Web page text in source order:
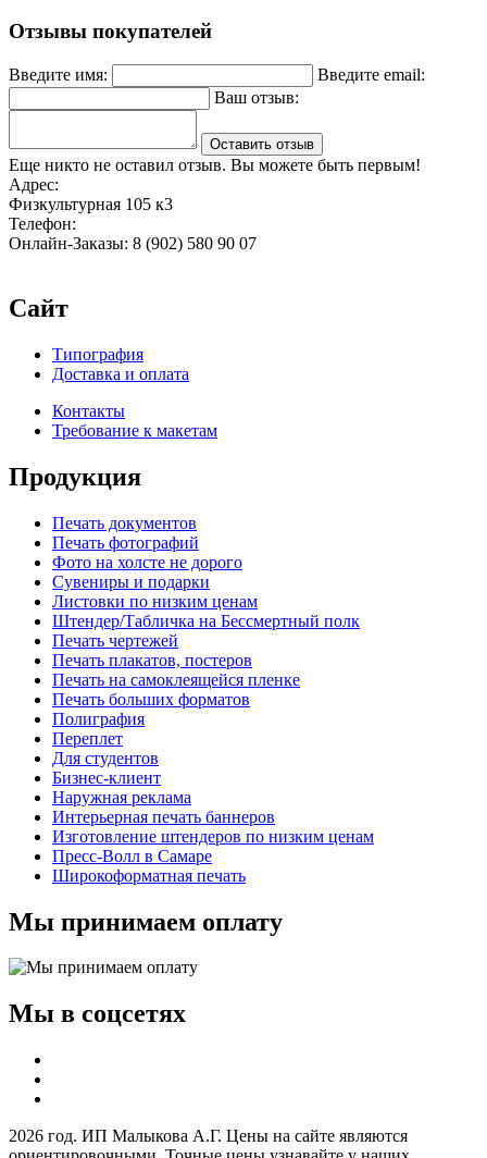
Отзывы покупателей
Введите имя:
Введите email:
Ваш отзыв:
Оставить отзыв
Еще никто не оставил отзыв. Вы можете быть первым!
Адрес:
Физкультурная 105 к3
Телефон:
Онлайн-Заказы: 8 (902) 580 90 07
Сайт
Типография
Доставка и оплата
Контакты
Требование к макетам
Продукция
Печать документов
Печать фотографий
Фото на холсте не дорого
Сувениры и подарки
Листовки по низким ценам
Штендер/Табличка на Бессмертный полк
Печать чертежей
Печать плакатов, постеров
Печать на самоклеящейся пленке
Печать больших форматов
Полиграфия
Переплет
Для студентов
Бизнес-клиент
Наружная реклама
Интерьерная печать баннеров
Изготовление штендеров по низким ценам
Пресс-Волл в Самаре
Широкоформатная печать
Мы принимаем оплату
Мы в соцсетях
2026 год. ИП Малыкова А.Г. Цены на сайте являются